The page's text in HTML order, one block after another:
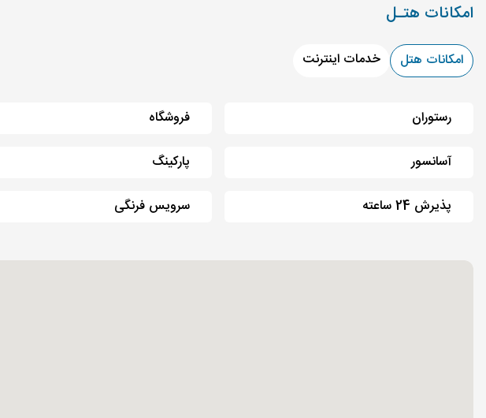
امکانات هتـل
امکانات هتل خدمات اینترنت
رستوران فروشگاه
آسانسور پارکینگ
پذیرش 24 ساعته سرویس فرنگی